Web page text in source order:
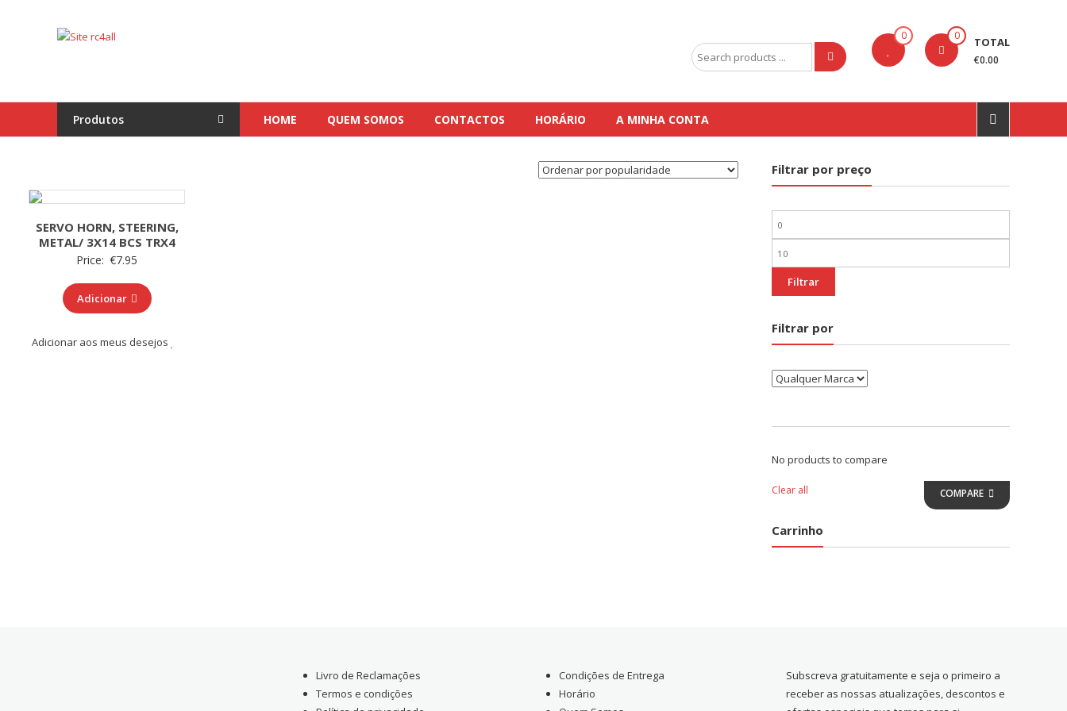
Site
Absima,
Carson
marcas
0 0 TOTAL
€0.00
Search
for:
Produtos HOME QUEM SOMOS CONTACTOS HORÁRIO A MINHA CONTA
SERVO HORN, STEERING,
METAL/ 3X14 BCS TRX4
Price: €7.95
Adicionar
Adicionar aos meus desejos
Filtrar por preço
Preço
mínimo
Preço
máximo
Filtrar
Filtrar por
No products to compare
Clear all COMPARE
Carrinho
Livro de Reclamações
Termos e condições
Condições de Entrega
Horário
Subscreva gratuitamente e seja o primeiro a
receber as nossas atualizações, descontos e